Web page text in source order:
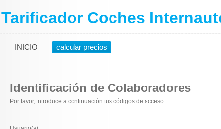
Tarificador Coches
INICIO calcular precios
Identificación de Colaboradores
Por favor, introduce a continuación tus códigos de acceso...